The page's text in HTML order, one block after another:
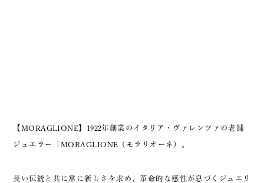
【MORAGLIONE】 1922年創業のイタリア・ヴァレンツァの老舗
ジュエラー「MORAGLIONE（モラリオーネ）。
長い伝統と共に常に新しさを求め、革命的な感性が息づくジュエリ